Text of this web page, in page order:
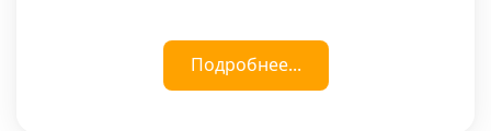
Подробнее...